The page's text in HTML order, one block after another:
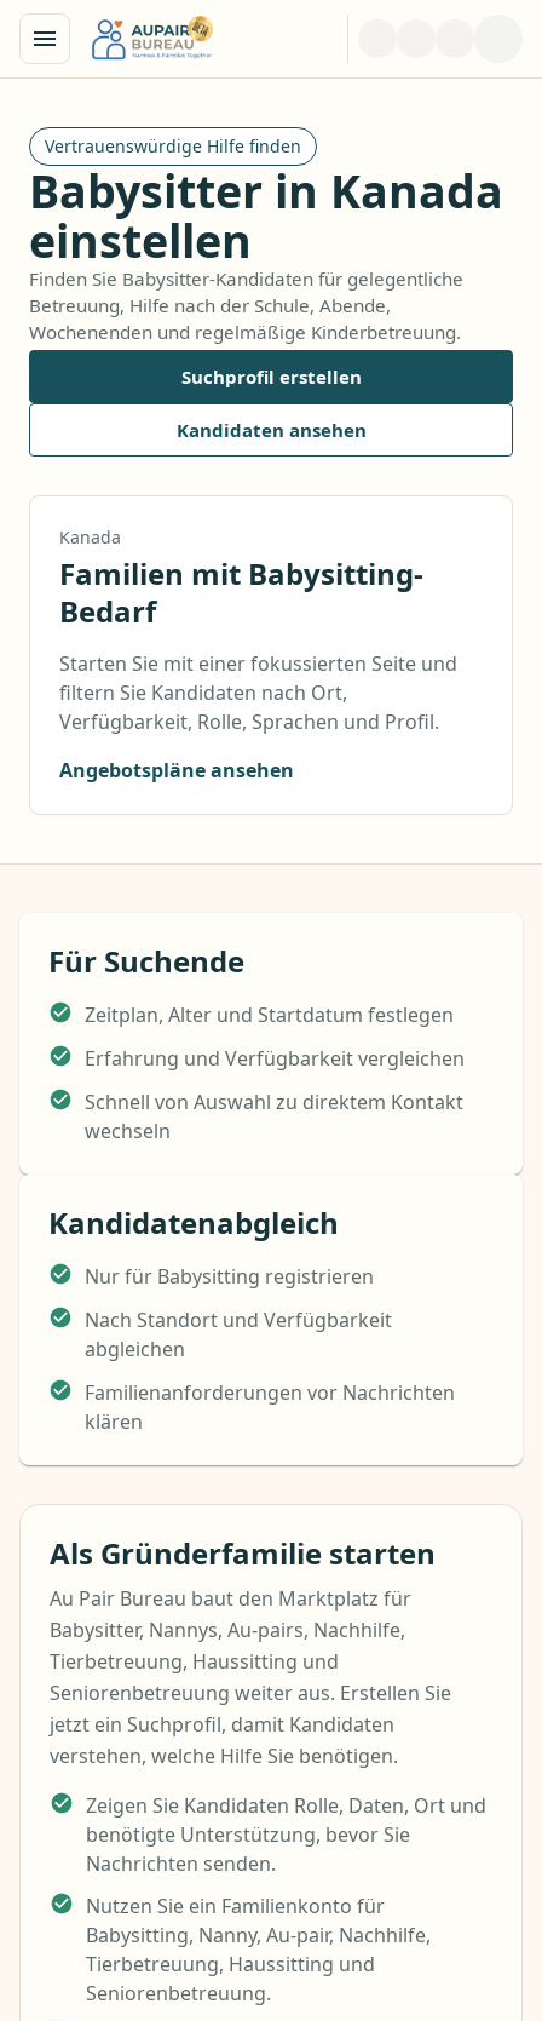
Vertrauenswürdige Hilfe finden
Babysitter in Kanada
einstellen
Finden Sie Babysitter-Kandidaten für gelegentliche
Betreuung, Hilfe nach der Schule, Abende,
Wochenenden und regelmäßige Kinderbetreuung.
Suchprofil erstellen
Kandidaten ansehen
Kanada
Familien mit Babysitting-
Bedarf
Starten Sie mit einer fokussierten Seite und
filtern Sie Kandidaten nach Ort,
Verfügbarkeit, Rolle, Sprachen und Profil.
Angebotspläne ansehen
Für Suchende
Zeitplan, Alter und Startdatum festlegen
Erfahrung und Verfügbarkeit vergleichen
Schnell von Auswahl zu direktem Kontakt
wechseln
Kandidatenabgleich
Nur für Babysitting registrieren
Nach Standort und Verfügbarkeit
abgleichen
Familienanforderungen vor Nachrichten
klären
Als Gründerfamilie starten
Au Pair Bureau baut den Marktplatz für
Babysitter, Nannys, Au-pairs, Nachhilfe,
Tierbetreuung, Haussitting und
Seniorenbetreuung weiter aus. Erstellen Sie
jetzt ein Suchprofil, damit Kandidaten
verstehen, welche Hilfe Sie benötigen.
Zeigen Sie Kandidaten Rolle, Daten, Ort und
benötigte Unterstützung, bevor Sie
Nachrichten senden.
Nutzen Sie ein Familienkonto für
Babysitting, Nanny, Au-pair, Nachhilfe,
Tierbetreuung, Haussitting und
Seniorenbetreuung.